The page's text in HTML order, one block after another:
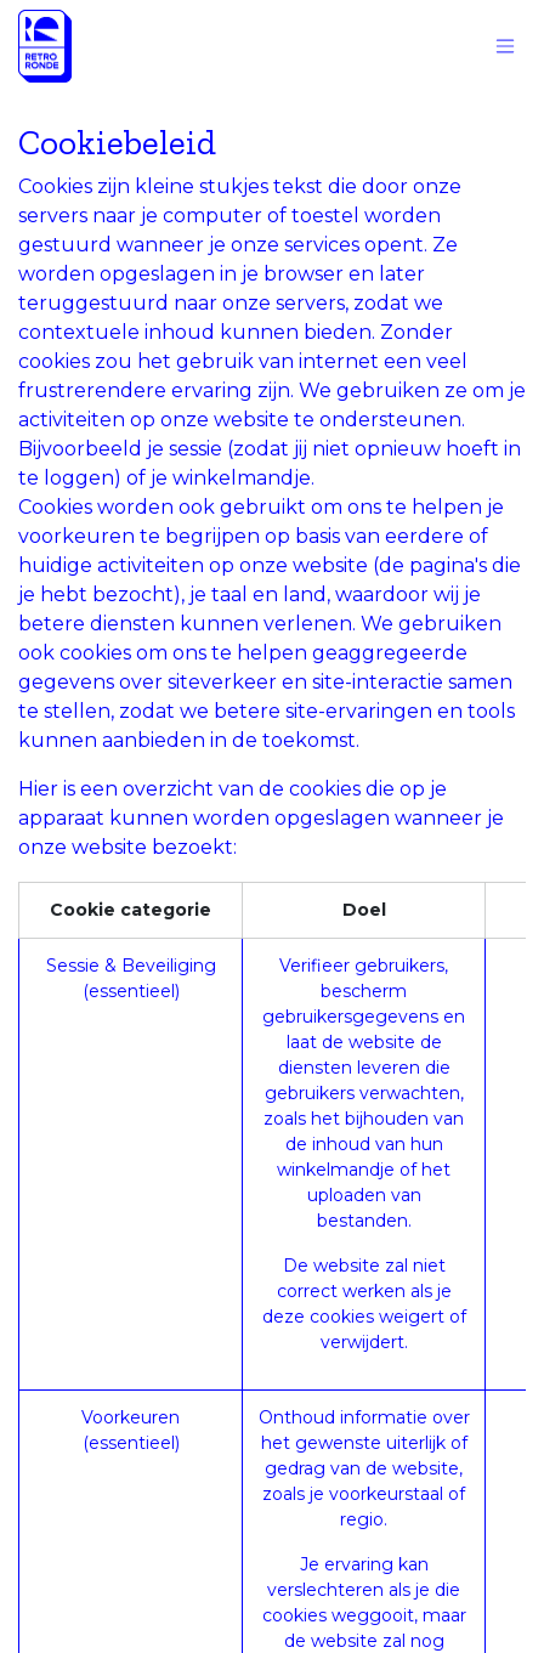
Overslaan naar inhoud
Cookiebeleid
Cookies zijn kleine stukjes tekst die door onze
servers naar je computer of toestel worden
gestuurd wanneer je onze services opent. Ze
worden opgeslagen in je browser en later
teruggestuurd naar onze servers, zodat we
contextuele inhoud kunnen bieden. Zonder
cookies zou het gebruik van internet een veel
frustrerendere ervaring zijn. We gebruiken ze om je
activiteiten op onze website te ondersteunen.
Bijvoorbeeld je sessie (zodat jij niet opnieuw hoeft in
te loggen) of je winkelmandje.
Cookies worden ook gebruikt om ons te helpen je
voorkeuren te begrijpen op basis van eerdere of
huidige activiteiten op onze website (de pagina's die
je hebt bezocht), je taal en land, waardoor wij je
betere diensten kunnen verlenen. We gebruiken
ook cookies om ons te helpen geaggregeerde
gegevens over siteverkeer en site-interactie samen
te stellen, zodat we betere site-ervaringen en tools
kunnen aanbieden in de toekomst.
Hier is een overzicht van de cookies die op je
apparaat kunnen worden opgeslagen wanneer je
onze website bezoekt:
Cookie categorie Doel
Sessie & Beveiliging
(essentieel)
Verifieer gebruikers,
bescherm
gebruikersgegevens en
laat de website de
diensten leveren die
gebruikers verwachten,
zoals het bijhouden van
de inhoud van hun
winkelmandje of het
uploaden van
bestanden.
De website zal niet
correct werken als je
deze cookies weigert of
verwijdert.
Voorkeuren
(essentieel)
Onthoud informatie over
het gewenste uiterlijk of
gedrag van de website,
zoals je voorkeurstaal of
regio.
Je ervaring kan
verslechteren als je die
cookies weggooit, maar
de website zal nog